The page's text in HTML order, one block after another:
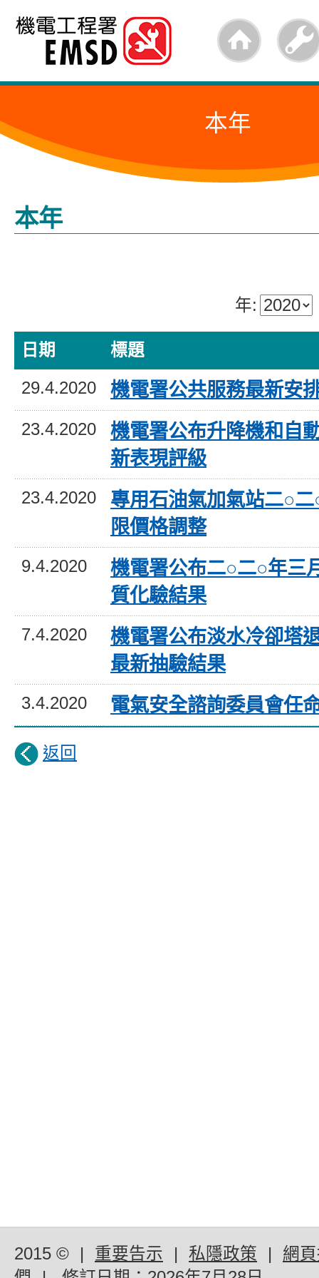
跳
內
的
始
本年
本年
年:
日期 標題
29.4.2020 機電署公共服務最新安
23.4.2020
機電署公布升降機和自
新表現評級
23.4.2020
專用石油氣加氣站二○
限價格調整
9.4.2020
機電署公布二○二○年三
質化驗結果
7.4.2020
機電署公布淡水冷卻塔
最新抽驗結果
3.4.2020 電氣安全諮詢委員會任
返回
2015 © | 重要告示 | 私隱政策 |
網